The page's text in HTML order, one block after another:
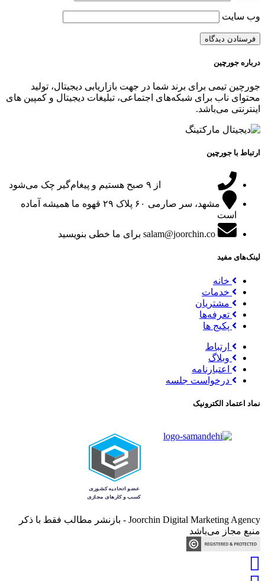
وب‌ سایت
درباره جورچین
جورچین تیمی برای برند شما در جهت بازاریابی دیجیتال، تولید
محتوای ناب برای شبکه‌های اجتماعی، تبلیغات دیجیتال و کمپین های
اینترنتی می‌باشد.
ارتباط با جورچین
از ۹ صبح هستیم و پیغام‌گیر چک می‌شود
مشهد، سر صارمی ۶۰ پلاک ۲۹
قهوه ما همیشه آماده
است
salam@joorchin.co برای ما خطی بنویسید
لینک‌های مفید
خانه
خدمات
مشتریان
تعرفه‌ها
پکیج ها
ارتباط
وبلاگ
اعتبارنامه
درخواست جلسه
نماد اعتماد الکترونیک
Joorchin Digital Marketing Agency - بازنشر مطالب فقط با ذکر
منبع مجاز می‌باشد